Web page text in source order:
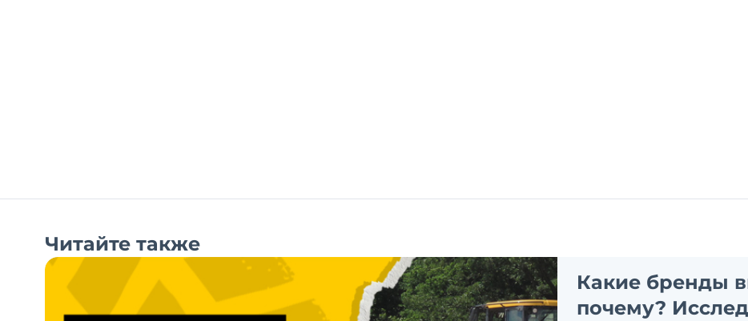
Читайте также
Какие бренды
почему?